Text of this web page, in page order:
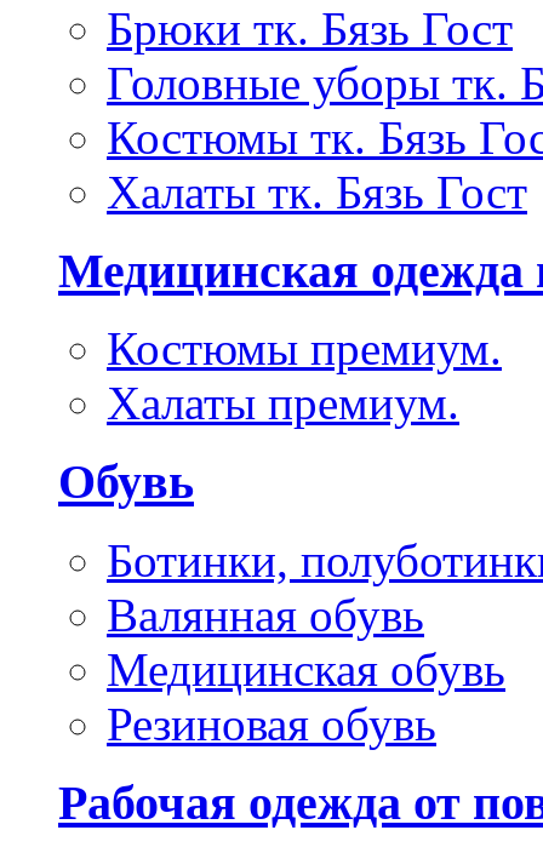
Брюки тк. Бязь Гост
Головные уборы тк.
Костюмы тк. Бязь
Халаты тк. Бязь Гост
Медицинская одежда
Костюмы премиум.
Халаты премиум.
Обувь
Ботинки,
Валянная обувь
Медицинская обувь
Резиновая обувь
Рабочая одежда от